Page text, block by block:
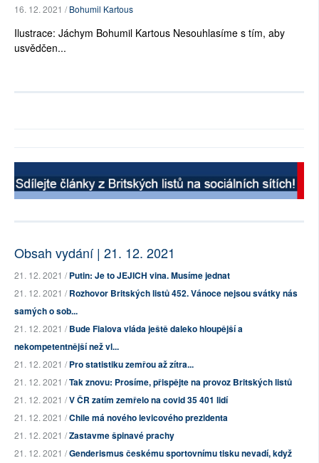
16. 12. 2021 /Bohumil Kartous
Ilustrace: Jáchym Bohumil Kartous Nesouhlasíme s tím, aby
usvědčen...
Obsah vydání | 21. 12. 2021
21. 12. 2021 /Putin: Je to JEJICH vina. Musíme jednat
21. 12. 2021 /Rozhovor Britských listů 452. Vánoce nejsou svátky nás
samých o sob...
21. 12. 2021 /Bude Fialova vláda ještě daleko hloupější a
nekompetentnější než vl...
21. 12. 2021 /Pro statistiku zemřou až zítra...
21. 12. 2021 /Tak znovu: Prosíme, přispějte na provoz Britských listů
21. 12. 2021 /V ČR zatím zemřelo na covid 35 401 lidí
21. 12. 2021 /Chile má nového levicového prezidenta
21. 12. 2021 /Zastavme špinavé prachy
21. 12. 2021 /Genderismus českému sportovnímu tisku nevadí, když